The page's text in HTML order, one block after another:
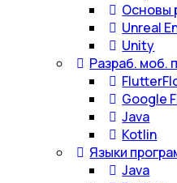
Основы
Unreal
Unity
Разраб. моб.
Google
Java
Kotlin
Языки
Java